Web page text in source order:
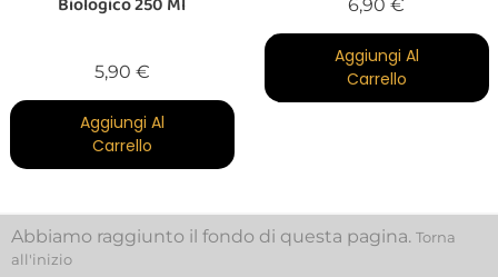
5,90 €Prezzo
Aggiungi Al
Carrello
6,90 €
Aggiungi Al
Carrello
Abbiamo raggiunto il fondo di questa pagina. Torna
all'inizio